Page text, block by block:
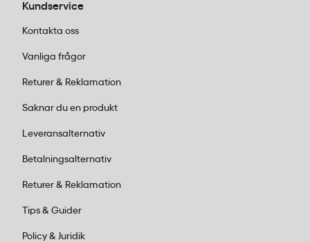
för elektriskt hår – särskilt värdefullt på
torra kontor med mycket textil.
torkning tack vare sin AC-motor, och
återfuktar samtidigt håret med
dela på samma utrustning.
Varmluftsborstar för enkel styling:
vilket sparar tid och plats. En
Varmluftsborste Air Wave Ionic
från träningspasset till ett kundmöte på
Kundservice
Kontakta oss
Vanliga frågor
Returer & Reklamation
Saknar du en produkt
Leveransalternativ
Betalningsalternativ
Returer & Reklamation
Tips & Guider
Policy & Juridik